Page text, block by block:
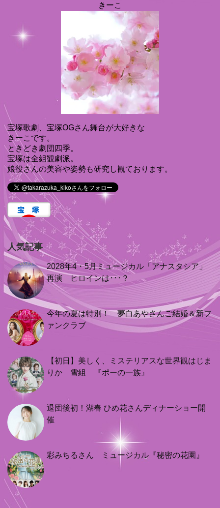
きーこ
宝塚歌劇、宝塚OGさん舞台が大好きな
きーこです。
ときどき劇団四季。
宝塚は全組観劇派。
娘役さんの美容や姿勢も研究し観ております。
人気記事
2028年4・5月ミュージカル「アナスタシア」
再演 ヒロインは･･･？
今年の夏は特別！ 夢白あやさんご結婚＆新フ
ァンクラブ
【初日】美しく、ミステリアスな世界観はじま
りか 雪組 『ポーの一族』
退団後初！湖春 ひめ花さんディナーショー開
催
彩みちるさん ミュージカル『秘密の花園』